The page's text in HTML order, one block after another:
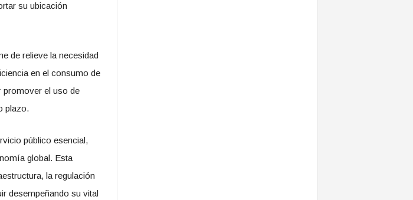
su ubicación
de relieve la necesidad
en el consumo de
promover el uso de
plazo.
público esencial,
global. Esta
la regulación
desempeñando su vital